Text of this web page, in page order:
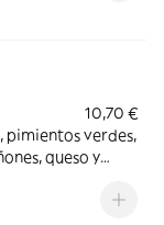
10,70 €
pimientos verdes,
queso y